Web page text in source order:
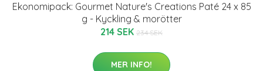
Ekonomipack: Gourmet Nature's Creations Paté 24 x 85
g - Kyckling & morötter
214 SEK 234 SEK
MER INFO!